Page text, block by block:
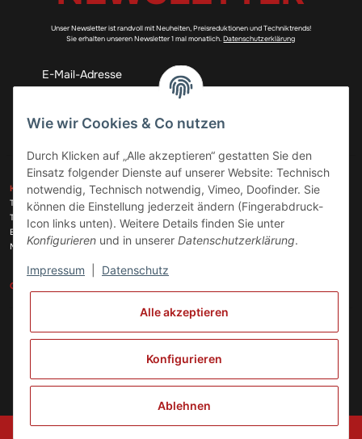
Unser Newsletter ist randvoll mit Neuheiten, Preisreduktionen und Techniktrends!
Sie erhalten unseren Newsletter 1 mal monatlich.Datenschutzerklärung
Abonnieren
KONTAKT
Telefon:+49 (0)6074 816 08 0
Telefax:
+49 (0)6074 215 08 60
E-Mail:
info@meinhausgeraetedoc.de
Max Planck Str. 6 c, 63322 Rödermark
GESETZLICHE INFORMATIONEN
ZAHLUNGSARTEN
VERSANDARTEN
Vertrag widerrufen
© Copyright 2024 meinhausgeraetedoc GmbH, Unternehmensführung und
Wie wir Cookies & Co nutzen
Durch Klicken auf „Alle akzeptieren“ gestatten Sie den
Einsatz folgender Dienste auf unserer Website: Technisch
notwendig, Technisch notwendig, Vimeo, Doofinder. Sie
können die Einstellung jederzeit ändern (Fingerabdruck-
Icon links unten). Weitere Details finden Sie unter
Konfigurieren und in unserer Datenschutzerklärung.
Impressum Datenschutz
Alle akzeptieren
Konfigurieren
Ablehnen